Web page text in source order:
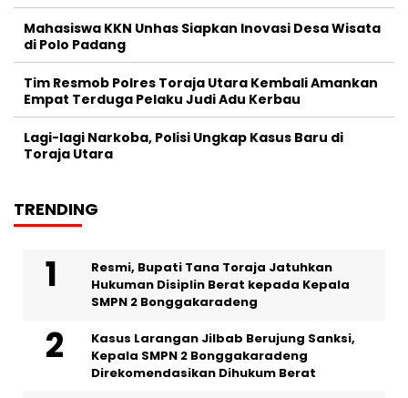
Mahasiswa KKN Unhas Siapkan Inovasi Desa Wisata
di Polo Padang
Tim Resmob Polres Toraja Utara Kembali Amankan
Empat Terduga Pelaku Judi Adu Kerbau
Lagi-lagi Narkoba, Polisi Ungkap Kasus Baru di
Toraja Utara
TRENDING
Resmi, Bupati Tana Toraja Jatuhkan
Hukuman Disiplin Berat kepada Kepala
SMPN 2 Bonggakaradeng
Kasus Larangan Jilbab Berujung Sanksi,
Kepala SMPN 2 Bonggakaradeng
Direkomendasikan Dihukum Berat